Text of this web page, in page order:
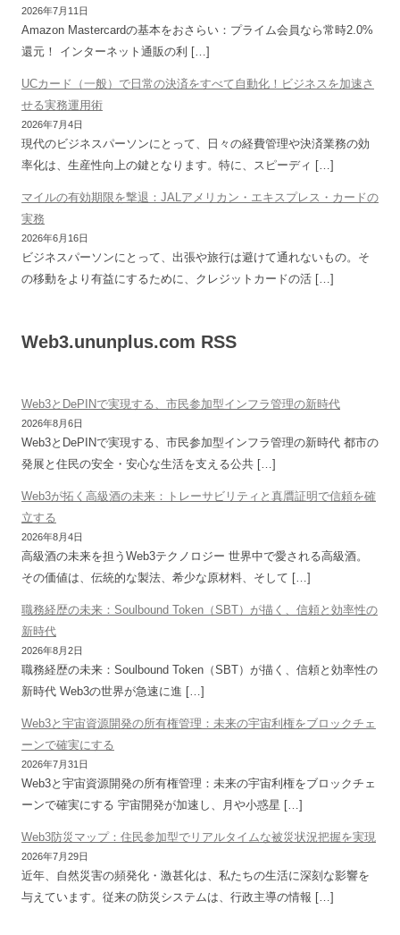
2026年7月11日
Amazon Mastercardの基本をおさらい：プライム会員なら常時2.0%
還元！ インターネット通販の利 […]
UCカード（一般）で日常の決済をすべて自動化！ビジネスを加速さ
せる実務運用術
2026年7月4日
現代のビジネスパーソンにとって、日々の経費管理や決済業務の効
率化は、生産性向上の鍵となります。特に、スピーディ […]
マイルの有効期限を撃退：JALアメリカン・エキスプレス・カードの
実務
2026年6月16日
ビジネスパーソンにとって、出張や旅行は避けて通れないもの。そ
の移動をより有益にするために、クレジットカードの活 […]
Web3.ununplus.com RSS
Web3とDePINで実現する、市民参加型インフラ管理の新時代
2026年8月6日
Web3とDePINで実現する、市民参加型インフラ管理の新時代 都市の
発展と住民の安全・安心な生活を支える公共 […]
Web3が拓く高級酒の未来：トレーサビリティと真贋証明で信頼を確
立する
2026年8月4日
高級酒の未来を担うWeb3テクノロジー 世界中で愛される高級酒。
その価値は、伝統的な製法、希少な原材料、そして […]
職務経歴の未来：Soulbound Token（SBT）が描く、信頼と効率性の
新時代
2026年8月2日
職務経歴の未来：Soulbound Token（SBT）が描く、信頼と効率性の
新時代 Web3の世界が急速に進 […]
Web3と宇宙資源開発の所有権管理：未来の宇宙利権をブロックチェ
ーンで確実にする
2026年7月31日
Web3と宇宙資源開発の所有権管理：未来の宇宙利権をブロックチェ
ーンで確実にする 宇宙開発が加速し、月や小惑星 […]
Web3防災マップ：住民参加型でリアルタイムな被災状況把握を実現
2026年7月29日
近年、自然災害の頻発化・激甚化は、私たちの生活に深刻な影響を
与えています。従来の防災システムは、行政主導の情報 […]